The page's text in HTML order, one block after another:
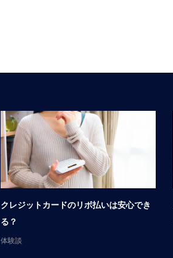
クレジットカードのリボ払いは安心でき
る？
体験談